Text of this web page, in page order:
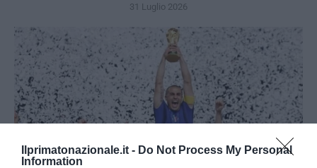
Ilprimatonazionale.it - Do Not Process My Personal
Information
31 Luglio 2026